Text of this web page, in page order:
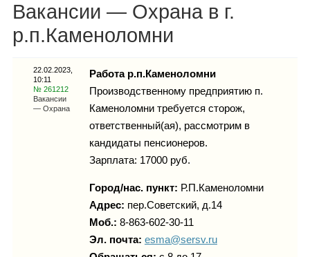
Инфо
Карты
Вакансии — Охрана в г.
р.п.Каменоломни
22.02.2023,
10:11
№ 261212
Вакансии
— Охрана
Работа р.п.Каменоломни
Производственному предприятию п.
Каменоломни требуется сторож,
ответственный(ая), рассмотрим в
кандидаты пенсионеров.
Зарплата: 17000 руб.
Город/нас. пункт: Р.п.Каменоломни
Адрес: пер.Советский, д.14
Моб.: 8-863-602-30-11
Эл. почта: esma@sersv.ru